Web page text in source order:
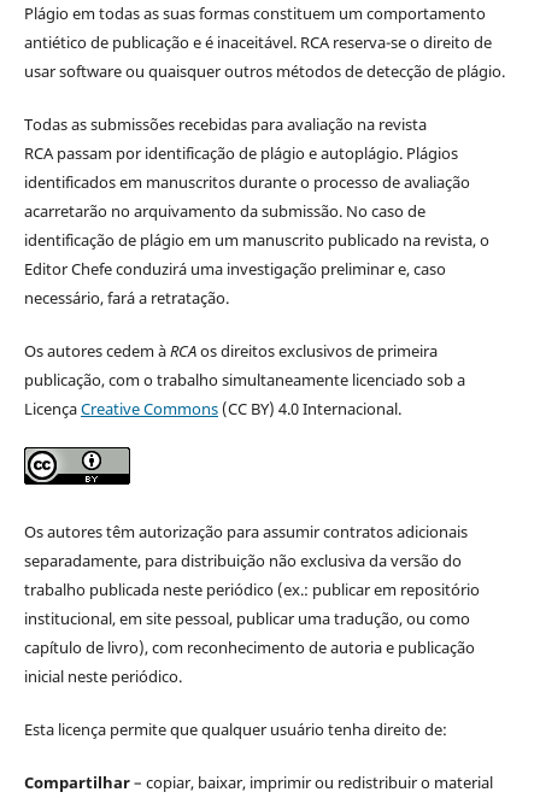
Plágio em todas as suas formas constituem um comportamento
antiético de publicação e é inaceitável. RCA reserva-se o direito de
usar software ou quaisquer outros métodos de detecção de plágio.
Todas as submissões recebidas para avaliação na revista
RCA passam por identificação de plágio e autoplágio. Plágios
identificados em manuscritos durante o processo de avaliação
acarretarão no arquivamento da submissão. No caso de
identificação de plágio em um manuscrito publicado na revista, o
Editor Chefe conduzirá uma investigação preliminar e, caso
necessário, fará a retratação.
Os autores cedem àRCAos direitos exclusivos de primeira
publicação, com o trabalho simultaneamente licenciado sob a
LicençaCreative Commons(CC BY) 4.0 Internacional.
Os autores têm autorização para assumir contratos adicionais
separadamente, para distribuição não exclusiva da versão do
trabalho publicada neste periódico (ex.: publicar em repositório
institucional, em site pessoal, publicar uma tradução, ou como
capítulo de livro), com reconhecimento de autoria e publicação
inicial neste periódico.
Esta licença permite que qualquer usuário tenha direito de:
Compartilhar– copiar, baixar, imprimir ou redistribuir o material